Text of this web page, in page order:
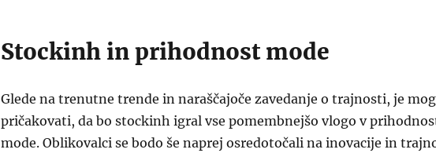
Stockinh in prihodnost mode
Glede na trenutne trende in naraščajoče zavedanje o trajnosti, je
pričakovati, da bo stockinh igral vse pomembnejšo vlogo v
mode. Oblikovalci se bodo še naprej osredotočali na inovacije in